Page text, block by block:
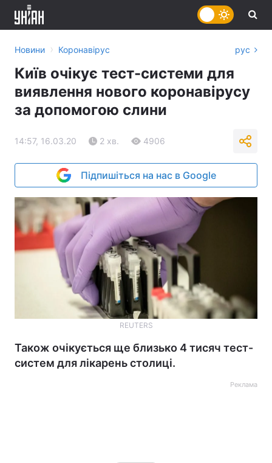
Новини › Коронавірус рус
Київ очікує тест-системи для
виявлення нового коронавірусу
за допомогою слини
14:57, 16.03.20 2 хв. 4906
Підпишіться на нас в Google
REUTERS
Також очікується ще близько 4 тисяч тест-
систем для лікарень столиці.
Реклама